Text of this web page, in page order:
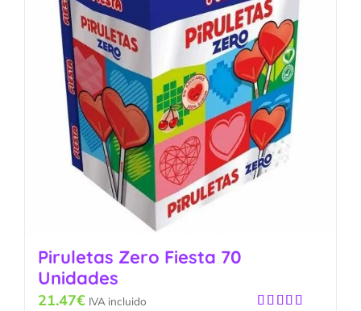
Piruletas Zero Fiesta 70
Unidades
21.47€ IVA incluido